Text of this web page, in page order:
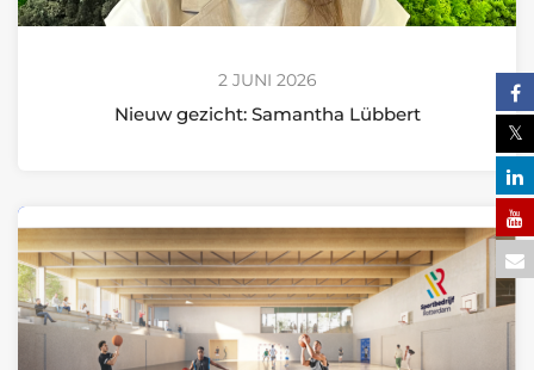
2 JUNI 2026
Nieuw gezicht: Samantha Lübbert